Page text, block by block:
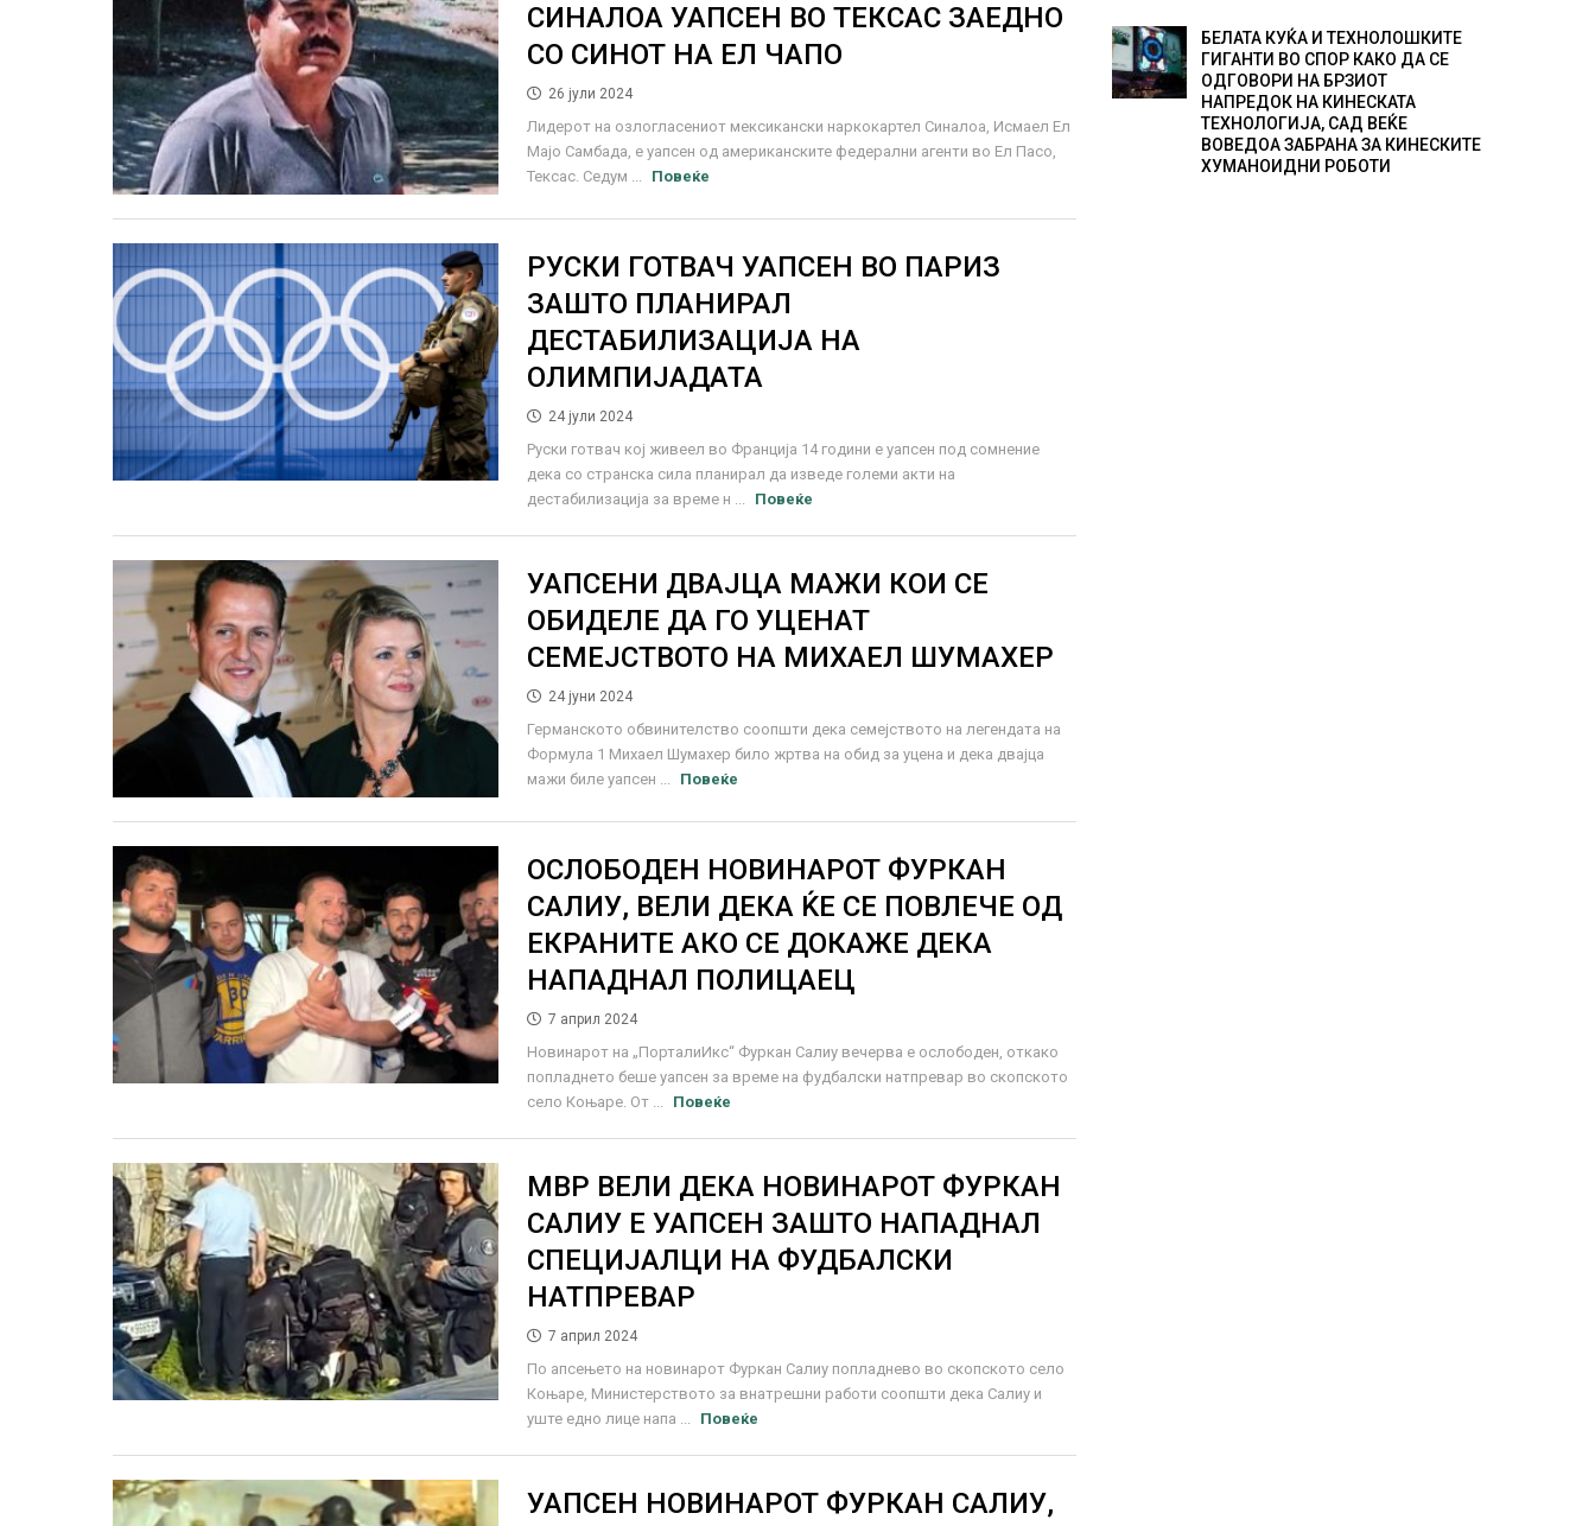
СИНАЛОА УАПСЕН ВО ТЕКСАС ЗАЕДНО
СО СИНОТ НА ЕЛ ЧАПО
26 јули 2024
Лидерот на озлогласениот мексикански наркокартел Синалоа, Исмаел Ел
Мајо Самбада, е уапсен од американските федерални агенти во Ел Пасо,
Тексас. Седум ...
Повеќе
РУСКИ ГОТВАЧ УАПСЕН ВО ПАРИЗ
ЗАШТО ПЛАНИРАЛ
ДЕСТАБИЛИЗАЦИЈА НА
ОЛИМПИЈАДАТА
24 јули 2024
Руски готвач кој живеел во Франција 14 години е уапсен под сомнение
дека со странска сила планирал да изведе големи акти на
дестабилизација за време н ...
Повеќе
УАПСЕНИ ДВАЈЦА МАЖИ КОИ СЕ
ОБИДЕЛЕ ДА ГО УЦЕНАТ
СЕМЕЈСТВОТО НА МИХАЕЛ ШУМАХЕР
24 јуни 2024
Германското обвинителство соопшти дека семејството на легендата на
Формула 1 Михаел Шумахер било жртва на обид за уцена и дека двајца
мажи биле уапсен ...
Повеќе
ОСЛОБОДЕН НОВИНАРОТ ФУРКАН
САЛИУ, ВЕЛИ ДЕКА ЌЕ СЕ ПОВЛЕЧЕ ОД
ЕКРАНИТЕ АКО СЕ ДОКАЖЕ ДЕКА
НАПАДНАЛ ПОЛИЦАЕЦ
7 април 2024
Новинарот на „ПорталиИкс“ Фуркан Салиу вечерва е ослободен, откако
поплaднето беше уапсен за време на фудбалски натпревар во скопското
село Коњаре. От ...
Повеќе
МВР ВЕЛИ ДЕКА НОВИНАРОТ ФУРКАН
САЛИУ Е УАПСЕН ЗАШТО НАПАДНАЛ
СПЕЦИЈАЛЦИ НА ФУДБАЛСКИ
НАТПРЕВАР
7 април 2024
По апсењето на новинарот Фуркан Салиу попладнево во скопското село
Коњаре, Министерството за внатрешни работи соопшти дека Салиу и
уште едно лице напа ...
Повеќе
УАПСЕН НОВИНАРОТ ФУРКАН САЛИУ,
БЕЛАТА КУЌА И ТЕХНОЛОШКИТЕ
ГИГАНТИ ВО СПОР КАКО ДА СЕ
ОДГОВОРИ НА БРЗИОТ
НАПРЕДОК НА КИНЕСКАТА
ТЕХНОЛОГИЈА, САД ВЕЌЕ
ВОВЕДОА ЗАБРАНА ЗА КИНЕСКИТЕ
ХУМАНОИДНИ РОБОТИ